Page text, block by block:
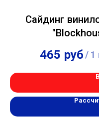
Сайдинг
465 руб/ 1